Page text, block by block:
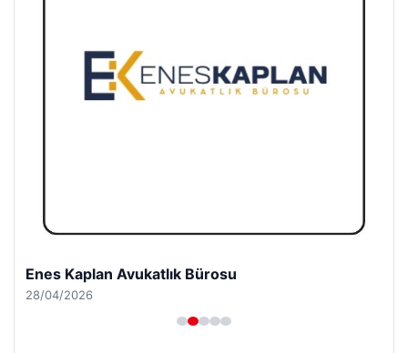
Enes Kaplan Avukatlık Bürosu
28/04/2026